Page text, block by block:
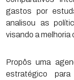
gastos por
analisou as
visando a melhoria
Propôs uma
estratégico